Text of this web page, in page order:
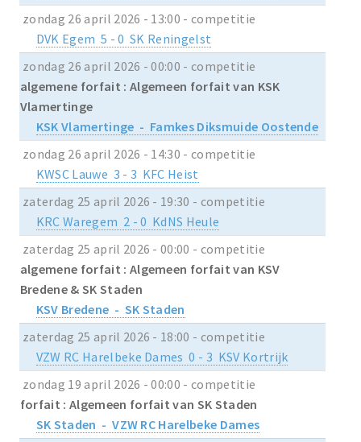
zondag 26 april 2026 - 13:00 - competitie
DVK Egem 5 - 0 SK Reningelst
zondag 26 april 2026 - 00:00 - competitie
algemene forfait : Algemeen forfait van KSK
Vlamertinge
KSK Vlamertinge - Famkes Diksmuide Oostende
zondag 26 april 2026 - 14:30 - competitie
KWSC Lauwe 3 - 3 KFC Heist
zaterdag 25 april 2026 - 19:30 - competitie
KRC Waregem 2 - 0 KdNS Heule
zaterdag 25 april 2026 - 00:00 - competitie
algemene forfait : Algemeen forfait van KSV
Bredene & SK Staden
KSV Bredene - SK Staden
zaterdag 25 april 2026 - 18:00 - competitie
VZW RC Harelbeke Dames 0 - 3 KSV Kortrijk
zondag 19 april 2026 - 00:00 - competitie
forfait : Algemeen forfait van SK Staden
SK Staden - VZW RC Harelbeke Dames